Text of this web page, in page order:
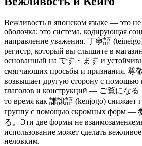
Вежливость в японском языке — это
оболочка; это система, кодирующая
направление уважения. 丁寧語
регистр, который вы слышите в
основанный на です・ます и
смягчающих просьбы и признания. 尊
возвышает другую сторону с помощью
глаголов и конструкций — ご覧にな
то время как 謙譲語 (kenjōgo) снижает
группу с помощью скромных форм —
る。Эти две формы не
использование может сделать
неловким.